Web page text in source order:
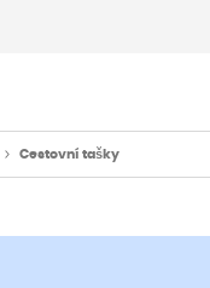
Cestovní tašky